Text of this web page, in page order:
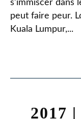
s’immiscer dans
peut faire peur.
Kuala Lumpur,...
2017